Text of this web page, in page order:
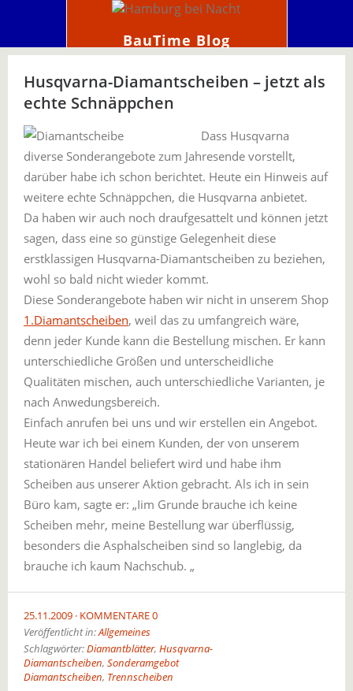
BauTime Blog
Husqvarna-Diamantscheiben – jetzt als
echte Schnäppchen
Dass Husqvarna
diverse Sonderangebote zum Jahresende vorstellt,
darüber habe ich schon berichtet. Heute ein Hinweis auf
weitere echte Schnäppchen, die Husqvarna anbietet.
Da haben wir auch noch draufgesattelt und können jetzt
sagen, dass eine so günstige Gelegenheit diese
erstklassigen Husqvarna-Diamantscheiben zu beziehen,
wohl so bald nicht wieder kommt.
Diese Sonderangebote haben wir nicht in unserem Shop
1.Diamantscheiben, weil das zu umfangreich wäre,
denn jeder Kunde kann die Bestellung mischen. Er kann
unterschiedliche Größen und unterscheidliche
Qualitäten mischen, auch unterschiedliche Varianten, je
nach Anwedungsbereich.
Einfach anrufen bei uns und wir erstellen ein Angebot.
Heute war ich bei einem Kunden, der von unserem
stationären Handel beliefert wird und habe ihm
Scheiben aus unserer Aktion gebracht. Als ich in sein
Büro kam, sagte er: „Iim Grunde brauche ich keine
Scheiben mehr, meine Bestellung war überflüssig,
besonders die Asphalscheiben sind so langlebig, da
brauche ich kaum Nachschub. „
25.11.2009 KOMMENTARE 0
Veröffentlicht in:Allgemeines
Schlagwörter:Diamantblätter, Husqvarna-
Diamantscheiben, Sonderamgebot
Diamantscheiben, Trennscheiben